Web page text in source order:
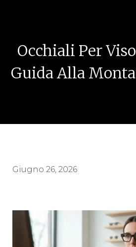
Occhiali Per
Guida Alla
Giugno 26, 2026